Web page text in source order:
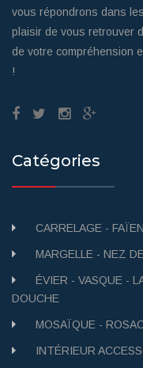
vous répondrons dans
plaisir de vous retrouver
de votre compréhension
!
Catégories
CARRELAGE -
MARGELLE - NEZ
ÉVIER - VASQUE -
DOUCHE
MOSAÏQUE -
INTÉRIEUR